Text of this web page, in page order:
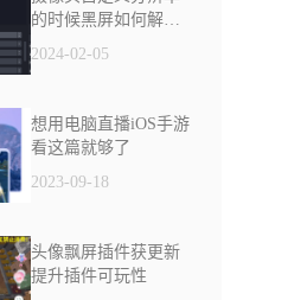
的时候黑屏如何解
决？
2024-02-05
想用电脑直播iOS手游
看这篇就够了
2023-09-18
头像飘屏插件获更新
提升插件可玩性